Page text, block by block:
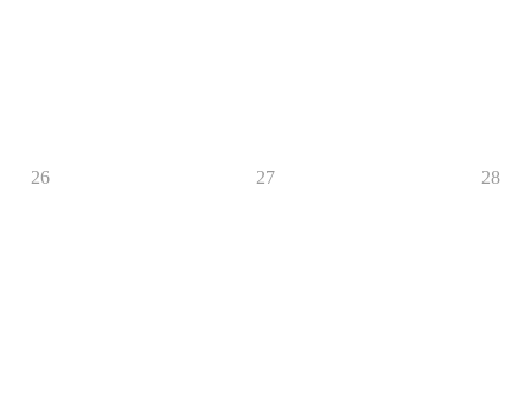
26 27 28